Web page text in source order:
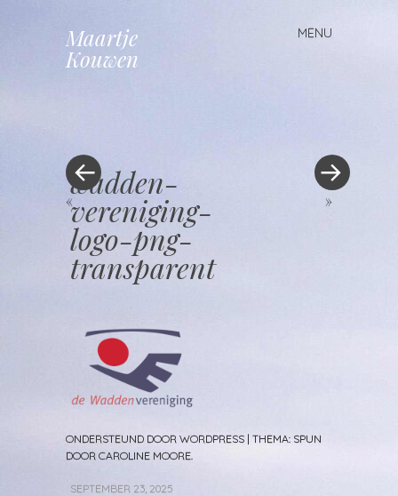
Maartje
Kouwen
MENU
Spring
naar
« »
wadden-
vereniging-
logo-png-
transparent
SEPTEMBER 23, 2025
ONDERSTEUND DOOR WORDPRESS | THEMA: SPUN
DOOR CAROLINE MOORE